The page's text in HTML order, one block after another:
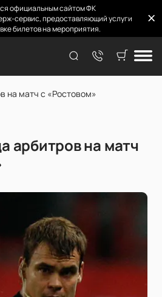
официальным сайтом ФК
сервис, предоставляющий услуги
билетов на мероприятия.
на матч с «Ростовом»
арбитров на матч